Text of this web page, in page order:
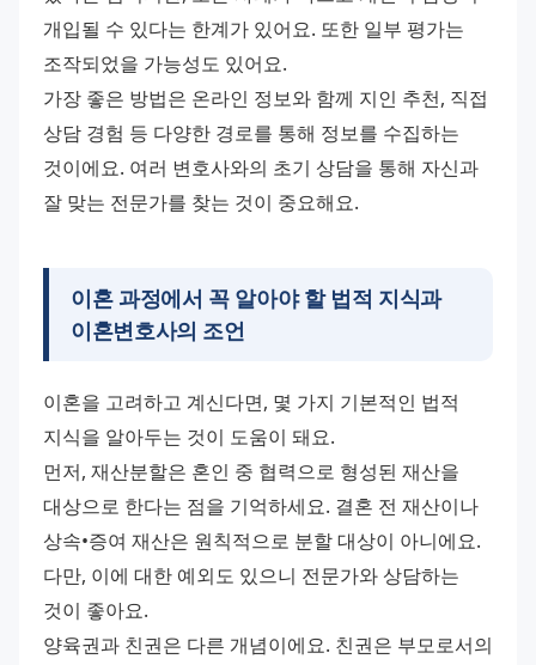
개입될 수 있다는 한계가 있어요. 또한 일부 평가는
조작되었을 가능성도 있어요.
가장 좋은 방법은 온라인 정보와 함께 지인 추천, 직접
상담 경험 등 다양한 경로를 통해 정보를 수집하는
것이에요. 여러 변호사와의 초기 상담을 통해 자신과
잘 맞는 전문가를 찾는 것이 중요해요.
이혼 과정에서 꼭 알아야 할 법적 지식과
이혼변호사의 조언
이혼을 고려하고 계신다면, 몇 가지 기본적인 법적
지식을 알아두는 것이 도움이 돼요.
먼저, 재산분할은 혼인 중 협력으로 형성된 재산을
대상으로 한다는 점을 기억하세요. 결혼 전 재산이나
상속•증여 재산은 원칙적으로 분할 대상이 아니에요.
다만, 이에 대한 예외도 있으니 전문가와 상담하는
것이 좋아요.
양육권과 친권은 다른 개념이에요. 친권은 부모로서의